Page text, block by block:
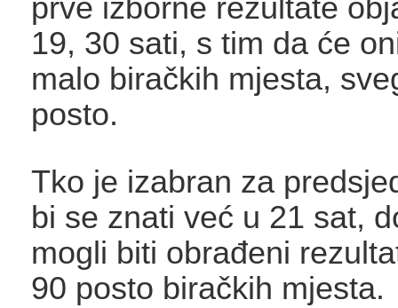
prve izborne rezultate
19, 30 sati, s tim da će
malo biračkih mjesta,
posto.
Tko je izabran za
bi se znati već u 21 sat,
mogli biti obrađeni
90 posto biračkih mjesta.